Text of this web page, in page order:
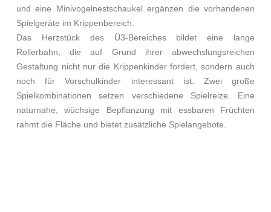
und eine Minivogelnestschaukel ergänzen die vorhandenen
Spielgeräte im Krippenbereich.
Das Herzstück des Ü3-Bereiches bildet eine lange
Rollerbahn, die auf Grund ihrer abwechslungsreichen
Gestaltung nicht nur die Krippenkinder fordert, sondern auch
noch für Vorschulkinder interessant ist. Zwei große
Spielkombinationen setzen verschiedene Spielreize. Eine
naturnahe, wüchsige Bepflanzung mit essbaren Früchten
rahmt die Fläche und bietet zusätzliche Spielangebote.